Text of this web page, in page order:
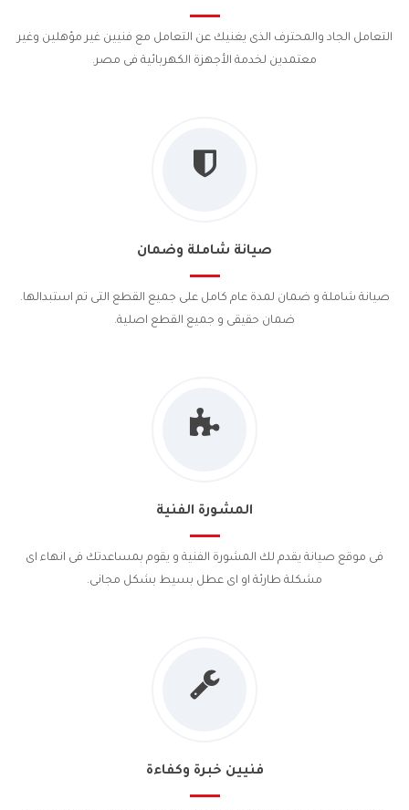
التعامل الجاد والمحترف الذى يغنيك عن التعامل مع فنيين غير مؤهلين وغير
معتمدين لخدمة الأجهزة الكهربائية فى مصر.
صيانة شاملة وضمان
صيانة شاملة و ضمان لمدة عام كامل على جميع القطع التى تم استبدالها.
ضمان حقيقى و جميع القطع اصلية.
المشورة الفنية
فى موقع صيانة يقدم لك المشورة الفنية و يقوم بمساعدتك فى انهاء اى
مشكلة طارئة او اى عطل بسيط بشكل مجانى.
فنيين خبرة وكفاءة